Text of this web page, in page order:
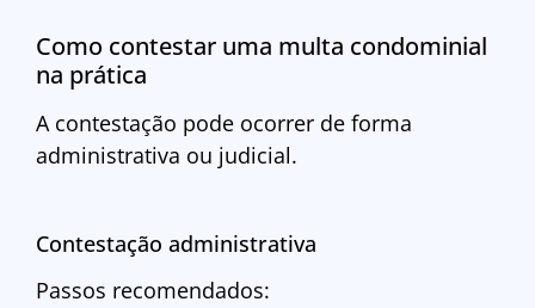
Como contestar uma multa condominial
na prática
A contestação pode ocorrer de forma
administrativa ou judicial.
Contestação administrativa
Passos recomendados: